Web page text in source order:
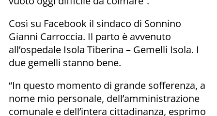
Così su Facebook il sindaco di Sonnino
Gianni Carroccia. Il parto è avvenuto
all’ospedale Isola Tiberina – Gemelli Isola. I
due gemelli stanno bene.
“In questo momento di grande sofferenza, a
nome mio personale, dell’amministrazione
comunale e dell’intera cittadinanza, esprimo